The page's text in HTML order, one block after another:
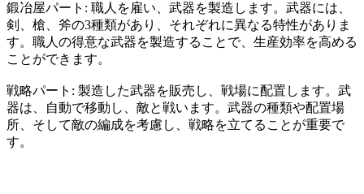
鍛冶屋パート: 職人を雇い、武器を製造します。武器には、
剣、槍、斧の3種類があり、それぞれに異なる特性がありま
す。職人の得意な武器を製造することで、生産効率を高める
ことができます。
戦略パート: 製造した武器を販売し、戦場に配置します。武
器は、自動で移動し、敵と戦います。武器の種類や配置場
所、そして敵の編成を考慮し、戦略を立てることが重要で
す。